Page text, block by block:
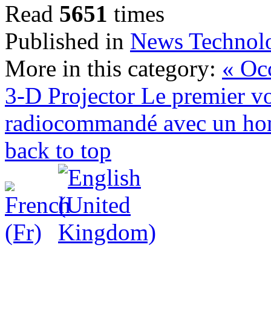
Read 5651 times
Published in News
More in this category: «
3-D Projector Le premier
radiocommandé avec un
back to top